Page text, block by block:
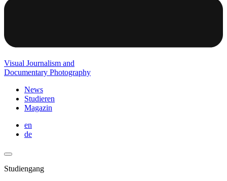
Visual Journalism and
Documentary Photography
News
Studieren
Magazin
en
de
Studiengang